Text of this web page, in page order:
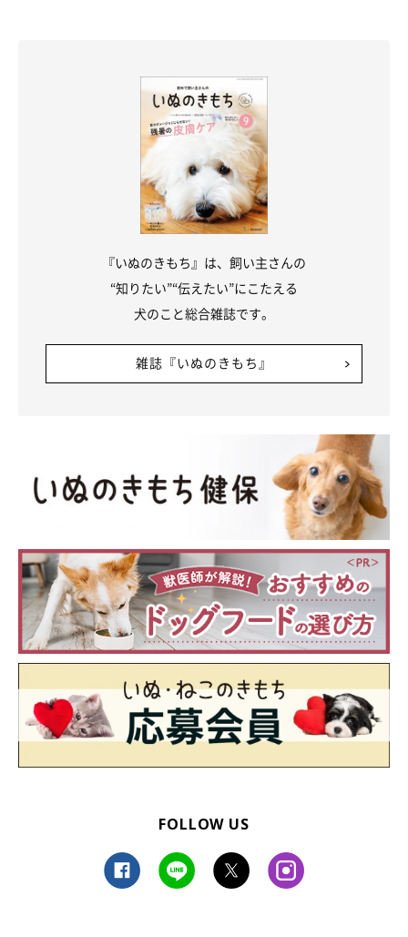
その後、獣医師の指示にしたがって病院を受診し、適切な処置を
無理矢理に吐かせようとするなど、素人判断で応急処置をするの
は危険です。人間と犬とは体の機能が違うので、自己判断で応急
処置はせず、必ず獣医師に任せてください。
病院での治療方法
獣医師は飼い主さんから聞いた状況（アルコールの種類、度数、
量、時間）と、症状や血液検査などの結果をふまえて、以下のよ
うな処置を行います。
◆催吐処置
胃の中から体に吸収されるアルコール量を減らすために、「催吐
麻酔をかけて犬の口や鼻からチューブを入れて、胃の中を洗浄し
ます。アルコールを誤飲してから1時間以内に行うと効果が期待
『いぬのきもち』は、飼い主さんの
“知りたい”“伝えたい”にこたえる
犬のこと総合雑誌です。
雑誌『いぬのきもち』
FOLLOW US